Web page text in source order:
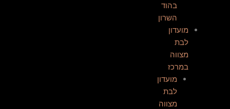
בהוד
השרון
מועדון
לבת
מצווה
במרכז
מועדון
לבת
מצווה